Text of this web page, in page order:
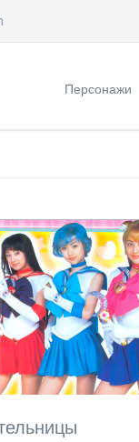
Персонажи
Злодеи
Другие